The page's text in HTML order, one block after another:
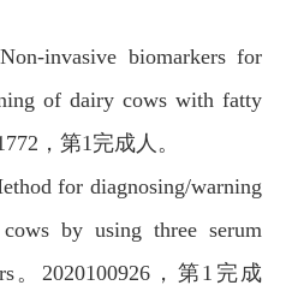
invasive biomarkers for
of dairy cows with fatty
，第1完成人。
for diagnosing/warning
by using three serum
。2020100926，第1完成